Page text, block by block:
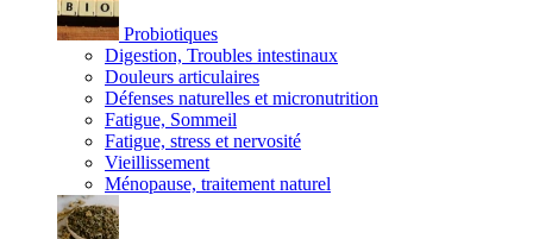
Probiotiques
Digestion, Troubles intestinaux
Douleurs articulaires
Défenses naturelles et micronutrition
Fatigue, Sommeil
Fatigue, stress et nervosité
Vieillissement
Ménopause, traitement naturel